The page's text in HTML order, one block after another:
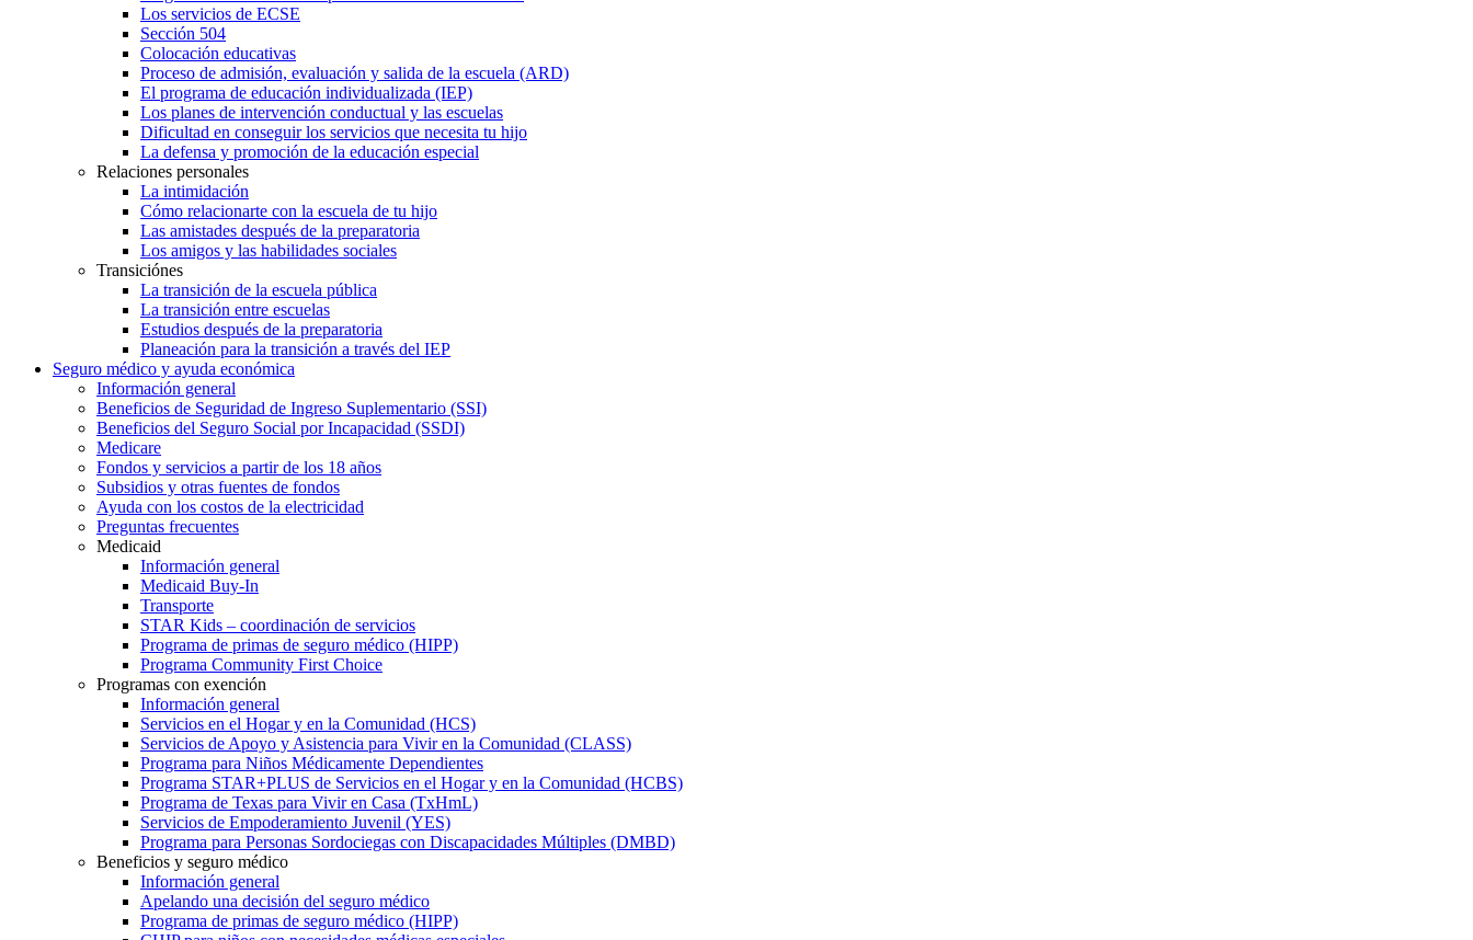
Los servicios de ECSE
Sección 504
Colocación educativas
Proceso de admisión, evaluación y salida de la escuela (ARD)
El programa de educación individualizada (IEP)
Los planes de intervención conductual y las escuelas
Dificultad en conseguir los servicios que necesita tu hijo
La defensa y promoción de la educación especial
Relaciones personales
La intimidación
Cómo relacionarte con la escuela de tu hijo
Las amistades después de la preparatoria
Los amigos y las habilidades sociales
Transiciónes
La transición de la escuela pública
La transición entre escuelas
Estudios después de la preparatoria
Planeación para la transición a través del IEP
Seguro médico y ayuda económica
Información general
Beneficios de Seguridad de Ingreso Suplementario (SSI)
Beneficios del Seguro Social por Incapacidad (SSDI)
Medicare
Fondos y servicios a partir de los 18 años
Subsidios y otras fuentes de fondos
Ayuda con los costos de la electricidad
Preguntas frecuentes
Medicaid
Información general
Medicaid Buy-In
Transporte
STAR Kids – coordinación de servicios
Programa de primas de seguro médico (HIPP)
Programa Community First Choice
Programas con exención
Información general
Servicios en el Hogar y en la Comunidad (HCS)
Servicios de Apoyo y Asistencia para Vivir en la Comunidad (CLASS)
Programa para Niños Médicamente Dependientes
Programa STAR+PLUS de Servicios en el Hogar y en la Comunidad (HCBS)
Programa de Texas para Vivir en Casa (TxHmL)
Servicios de Empoderamiento Juvenil (YES)
Programa para Personas Sordociegas con Discapacidades Múltiples (DMBD)
Beneficios y seguro médico
Información general
Apelando una decisión del seguro médico
Programa de primas de seguro médico (HIPP)